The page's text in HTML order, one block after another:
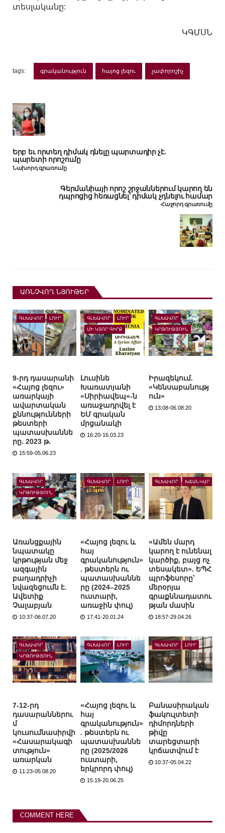
տեսլականը:
ԿԳՄՍՆ
tags: գրականություն հայոց լեզու չափորոշիչ
Երբ եւ որտեղ դիմակ դնելը պարտադիր չէ.
պարետի որոշումը
Նախորդ գրառումը
Գերմանիայի որոշ շրջաններում կարող են
դպրոցից հեռացնել՝ դիմակ չդնելու համար
Հաջորդ գրառումը
ԱՌՆՉՎՈՂ ՆՅՈՒԹԵՐ
ԳԼԽԱՎՈՐ ԼՈՒՐ
9-րդ դասարանի
«Հայոց լեզու»
առարկայի
ավարտական
քննությունների
թեստերի
պատասխաննե
րը. 2023 թ.
15:59-05.06.23
ԳԼԽԱՎՈՐ ԼՈՒՐ
ՄԻ ԿՏՈՐ ԳԻՐՔ
Լուսինե
Խառատյանի
«Սիրիավեպ»-ն
առաջադրվել է
ԵՄ գրական
մրցանակի
16:20-16.03.23
ԳԼԽԱՎՈՐ
ԿՐԹՈՒԹՅՈՒՆ
Իրազեկում.
«Կենսաբանությ
ուն»
13:08-06.08.20
ԳԼԽԱՎՈՐ
ԿՐԹՈՒԹՅՈՒՆ
Առանցքային
նպատակը
կրթության մեջ
ազգային
բաղադրիչի
նվազեցումն է.
Ավետիք
Չալաբյան
10:37-06.07.20
ԳԼԽԱՎՈՐ ԼՈՒՐ
«Հայոց լեզու և
հայ
գրականություն»
. թեստերն ու
պատասխաննե
րը (2024–2025
ուստարի,
առաջին փուլ)
17:41-20.01.24
ԳԼԽԱՎՈՐ ԽՃԱՆԿԱՐ
«Ամեն մարդ
կարող է ունենալ
կարծիք, բայց ոչ
տեսակետ». ԵՊՀ
պրոֆեսորը՝
մերօրյա
գրաքննադատու
թյան մասին
18:57-29.04.26
ԳԼԽԱՎՈՐ
ԿՐԹՈՒԹՅՈՒՆ
7-12-րդ
դասարաններու
մ
կուսումնասիրվի
«Հասարակագի
տություն»
առարկան
11:23-05.08.20
ԳԼԽԱՎՈՐ ԼՈՒՐ
«Հայոց լեզու և
հայ
գրականություն»
. թեստերն ու
պատասխաննե
րը (2025/2026
ուստարի,
երկրորդ փուլ)
15:19-20.06.25
ԳԼԽԱՎՈՐ ԼՈՒՐ
Բանասիրական
ֆակուլտետի
դիմորդների
թիվը
տարեցտարի
կրճատվում է
10:37-05.04.22
COMMENT HERE